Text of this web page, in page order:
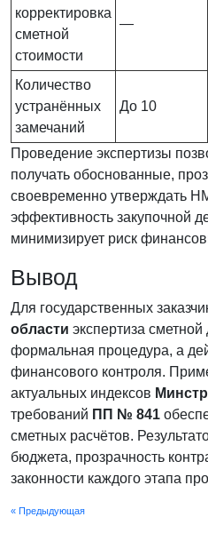
корректировка
сметной
стоимости
—
Количество
устранённых
замечаний
До 10
Проведение экспертизы
получать обоснованные,
своевременно утверждать
эффективность закупочной
минимизирует риск
Вывод
Для государственных
области экспертиза
формальная процедура, а
финансового контроля.
актуальных индексов
требований ПП № 841
сметных расчётов.
бюджета, прозрачность
законности каждого этапа
« Предыдующая